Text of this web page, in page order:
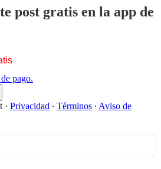
post gratis en la app de
pago.
· Privacidad ∙ Términos ∙ Aviso de